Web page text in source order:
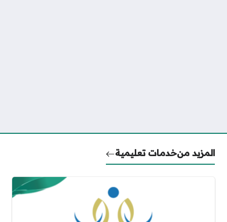
المزيد منخدمات تعليمية